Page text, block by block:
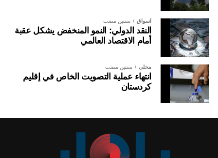
أسواق سنتين مضت
النقد الدولي: النمو المنخفض يشكل عقبة
أمام الاقتصاد العالمي
محلي سنتين مضت
انتهاء عملية التصويت الخاص في إقليم
كردستان